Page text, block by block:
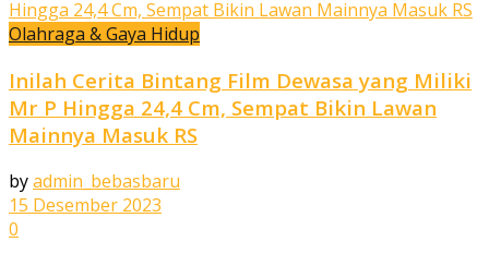
Olahraga & Gaya Hidup
Inilah Cerita Bintang Film Dewasa yang Miliki
Mr P Hingga 24,4 Cm, Sempat Bikin Lawan
Mainnya Masuk RS
byadmin_bebasbaru
15 Desember 2023
0